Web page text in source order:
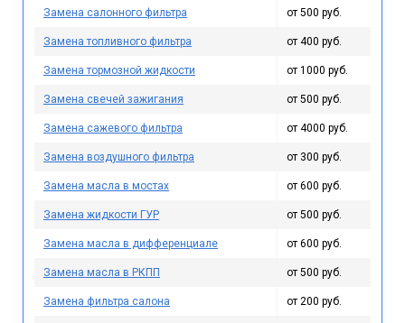
Замена салонного фильтра от 500 руб.
Замена топливного фильтра от 400 руб.
Замена тормозной жидкости от 1000 руб.
Замена свечей зажигания от 500 руб.
Замена сажевого фильтра от 4000 руб.
Замена воздушного фильтра от 300 руб.
Замена масла в мостах от 600 руб.
Замена жидкости ГУР от 500 руб.
Замена масла в дифференциале от 600 руб.
Замена масла в РКПП от 500 руб.
Замена фильтра салона от 200 руб.